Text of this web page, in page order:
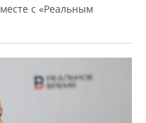
с «Реальным